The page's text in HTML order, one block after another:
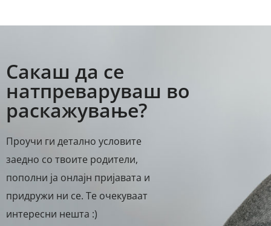
Сакаш да се
натпреваруваш во
раскажување?
Проучи ги детално условите
заедно со твоите родители,
пополни ја онлајн пријавата и
придружи ни се. Те очекуваат
интересни нешта :)